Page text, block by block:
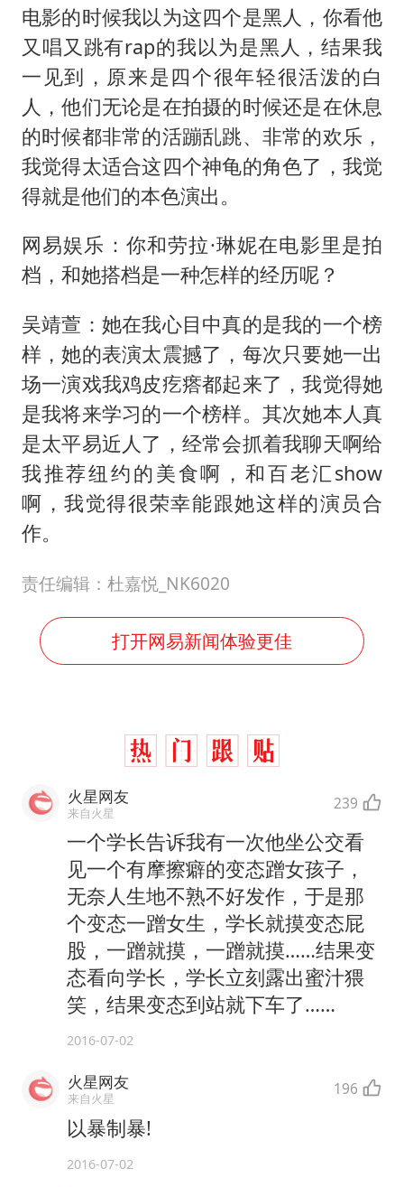
电影的时候我以为这四个是黑人，你看他
又唱又跳有rap的我以为是黑人，结果我
一见到，原来是四个很年轻很活泼的白
人，他们无论是在拍摄的时候还是在休息
的时候都非常的活蹦乱跳、非常的欢乐，
我觉得太适合这四个神龟的角色了，我觉
得就是他们的本色演出。
网易娱乐：你和劳拉·琳妮在电影里是拍
档，和她搭档是一种怎样的经历呢？
吴靖萱：她在我心目中真的是我的一个榜
样，她的表演太震撼了，每次只要她一出
场一演戏我鸡皮疙瘩都起来了，我觉得她
是我将来学习的一个榜样。其次她本人真
是太平易近人了，经常会抓着我聊天啊给
我推荐纽约的美食啊，和百老汇show
啊，我觉得很荣幸能跟她这样的演员合
作。
责任编辑：杜嘉悦_NK6020
打开网易新闻体验更佳
火星网友
来自火星 239
一个学长告诉我有一次他坐公交看
见一个有摩擦癖的变态蹭女孩子，
无奈人生地不熟不好发作，于是那
个变态一蹭女生，学长就摸变态屁
股，一蹭就摸，一蹭就摸……结果变
态看向学长，学长立刻露出蜜汁猥
笑，结果变态到站就下车了……
2016-07-02
火星网友
来自火星 196
以暴制暴!
2016-07-02